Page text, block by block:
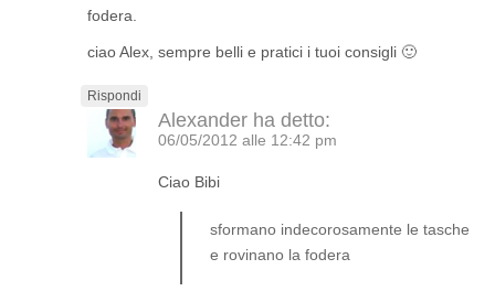
fodera.
ciao Alex, sempre belli e pratici i tuoi consigli 🙂
Rispondi
Alexander ha detto:
06/05/2012 alle 12:42 pm
Ciao Bibi
sformano indecorosamente le tasche
e rovinano la fodera